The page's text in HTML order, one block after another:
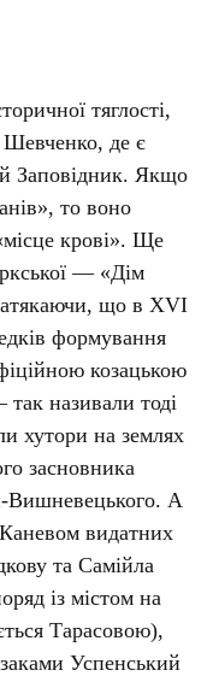
тяглості,
Шевченко, де є
Заповідник. Якщо
то воно
крові». Ще
— «Дім
що в ХVI
формування
козацькою
так називали тоді
хутори на землях
засновника
Вишневецького. А
Каневом видатних
та Самійла
із містом на
Тарасовою),
Успенський